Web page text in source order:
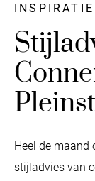
INSPIRATIE
Heel de maand
stijladvies van